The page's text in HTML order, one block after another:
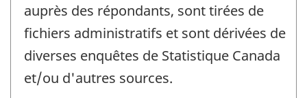
auprès des répondants, sont tirées de
fichiers administratifs et sont dérivées de
diverses enquêtes de Statistique Canada
et/ou d'autres sources.